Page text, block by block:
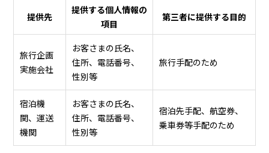
提供先
提供する個人情報の
項目
第三者に提供する目的
旅行企画
実施会社
お客さまの氏名、
住所、電話番号、
性別等
旅行手配のため
宿泊機
関、運送
機関
お客さまの氏名、
住所、電話番号、
性別等
宿泊先手配、航空券、
乗車券等手配のため